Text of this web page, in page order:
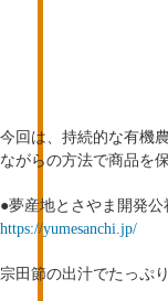
今回は、持続的な有機
ながらの方法で商品を
●夢産地とさやま開発公
https://yumesanchi.jp/
宗田節の出汁でたっぷ